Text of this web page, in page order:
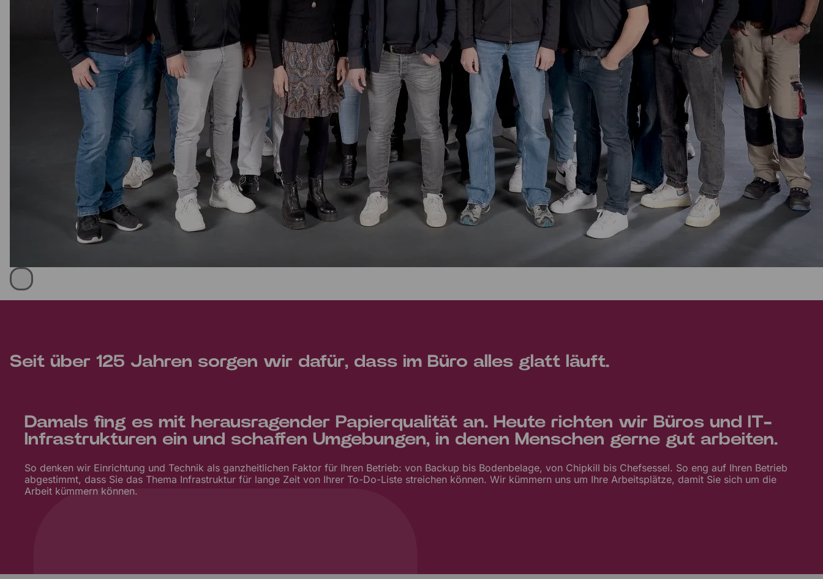
Seit über 125 Jahren sorgen wir dafür, dass im Büro alles glatt läuft.
Damals fing es mit herausragender Papierqualität an. Heute richten wir Büros und IT-
Infrastrukturen ein und schaffen Umgebungen, in denen Menschen gerne gut arbeiten.
So denken wir Einrichtung und Technik als ganzheitlichen Faktor für Ihren Betrieb: von Backup bis Bodenbelage, von Chipkill bis Chefsessel. So eng auf Ihren Betrieb
abgestimmt, dass Sie das Thema Infrastruktur für lange Zeit von Ihrer To-Do-Liste streichen können. Wir kümmern uns um Ihre Arbeitsplätze, damit Sie sich um die
Arbeit kümmern können.